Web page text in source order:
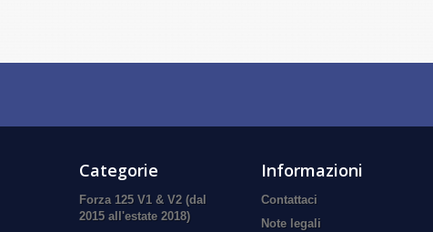
Categorie
Forza 125 V1 & V2 (dal
2015 all'estate 2018)
Informazioni
Contattaci
Note legali